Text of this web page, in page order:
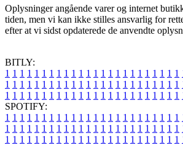
Oplysninger angående varer og internet
tiden, men vi kan ikke stilles ansvarlig for
efter at vi sidst opdaterede de anvendte
BITLY:
1 1 1 1 1 1 1 1 1 1 1 1 1 1 1 1 1 1 1 1 1 1 1 1
1 1 1 1 1 1 1 1 1 1 1 1 1 1 1 1 1 1 1 1 1 1 1 1
1 1 1 1 1 1 1 1 1 1 1 1 1 1 1 1 1 1 1 1 1 1 1 1
SPOTIFY:
1 1 1 1 1 1 1 1 1 1 1 1 1 1 1 1 1 1 1 1 1 1 1 1
1 1 1 1 1 1 1 1 1 1 1 1 1 1 1 1 1 1 1 1 1 1 1 1
1 1 1 1 1 1 1 1 1 1 1 1 1 1 1 1 1 1 1 1 1 1 1 1